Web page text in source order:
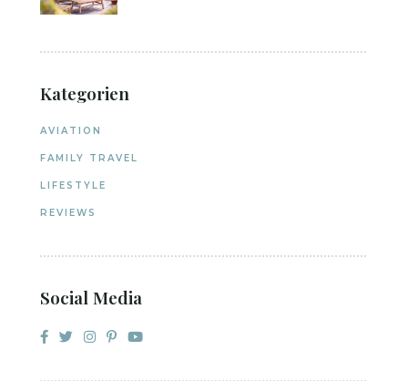
Kategorien
AVIATION
FAMILY TRAVEL
LIFESTYLE
REVIEWS
Social Media